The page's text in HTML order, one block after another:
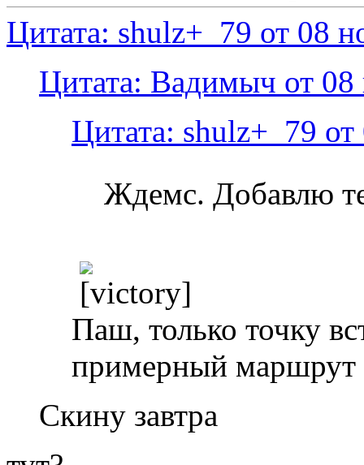
Цитата: shulz+_79 от 08
Цитата: Вадимыч от
Цитата: shulz+_79
Ждемс. Добавлю
Паш, только точку
примерный маршрут
Скину завтра